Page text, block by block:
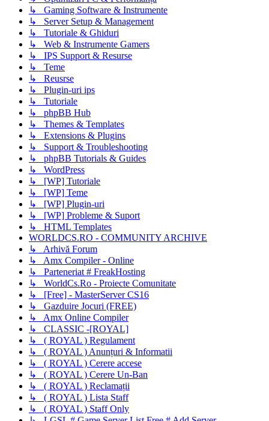
↳ Gaming Software & Instrumente
↳ Server Setup & Management
↳ Tutoriale & Ghiduri
↳ Web & Instrumente Gamers
↳ IPS Support & Resurse
↳ Teme
↳ Reusrse
↳ Plugin-uri ips
↳ Tutoriale
↳ phpBB Hub
↳ Themes & Templates
↳ Extensions & Plugins
↳ Support & Troubleshooting
↳ phpBB Tutorials & Guides
↳ WordPress
↳ [WP] Tutoriale
↳ [WP] Teme
↳ [WP] Plugin-uri
↳ [WP] Probleme & Suport
↳ HTML Templates
WORLDCS.RO - COMMUNITY ARCHIVE
↳ Arhivă Forum
↳ Amx Compiler - Online
↳ Parteneriat # FreakHosting
↳ WorldCs.Ro - Proiecte Comunitate
↳ [Free] - MasterServer CS16
↳ Gazduire Jocuri (FREE)
↳ Amx Online Compiler
↳ CLASSIC -[ROYAL]
↳ ( ROYAL ) Regulament
↳ ( ROYAL ) Anunțuri & Informatii
↳ ( ROYAL ) Cerere accese
↳ ( ROYAL ) Cerere Un-Ban
↳ ( ROYAL ) Reclamații
↳ ( ROYAL ) Lista Staff
↳ ( ROYAL ) Staff Only